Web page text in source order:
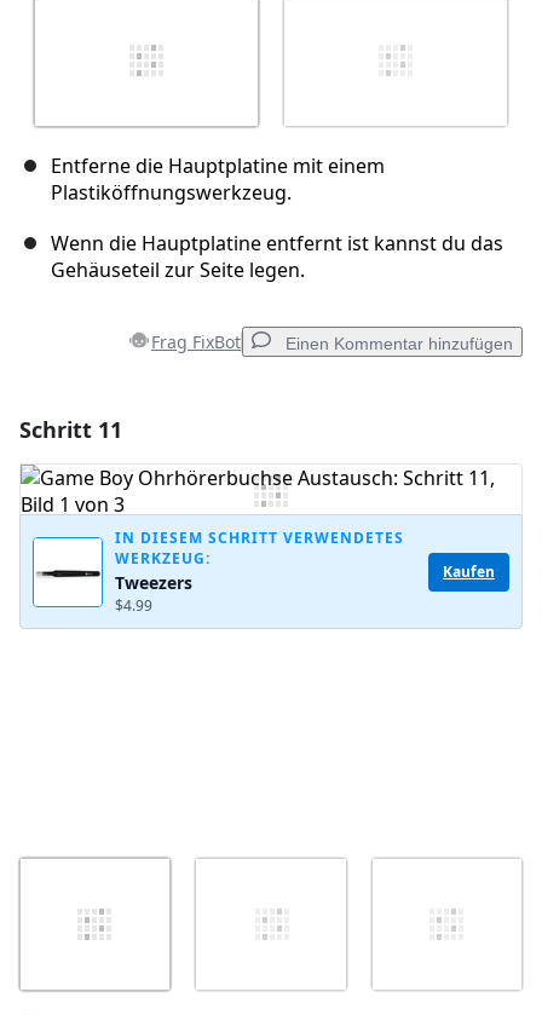
Entferne die Hauptplatine mit einem
Plastiköffnungswerkzeug.
Wenn die Hauptplatine entfernt ist kannst du das
Gehäuseteil zur Seite legen.
Frag FixBot Einen Kommentar hinzufügen
Kommentar hinzufügen
Kommentieren
Schritt 11
IN DIESEM SCHRITT VERWENDETES
WERKZEUG:
Tweezers
$4.99
Kaufen